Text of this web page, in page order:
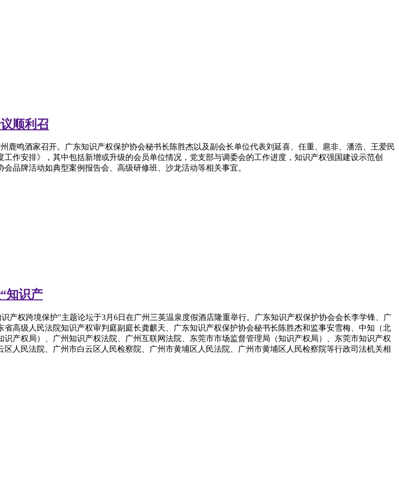
顺利召
鹿鸣酒家召开。广东知识产权保护协会秘书长陈胜杰以及副会长单位代表刘延喜、任重、扈非、潘浩、王爱民
作安排》，其中包括新增或升级的会员单位情况，党支部与调委会的工作进度，知识产权强国建设示范创
品牌活动如典型案例报告会、高级研修班、沙龙活动等相关事宜。
知识产
产权跨境保护"主题论坛于3月6日在广州三英温泉度假酒店隆重举行。广东知识产权保护协会会长李学锋、广
高级人民法院知识产权审判庭副庭长龚麒天、广东知识产权保护协会秘书长陈胜杰和监事安雪梅、中知（北
产权局）、广州知识产权法院、广州互联网法院、东莞市市场监督管理局（知识产权局）、东莞市知识产权
人民法院、广州市白云区人民检察院、广州市黄埔区人民法院、广州市黄埔区人民检察院等行政司法机关相